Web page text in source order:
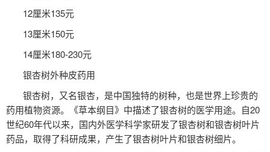
12厘米135元
13厘米150元
14厘米180-230元
银杏树外种皮药用
银杏树，又名银杏，是中国独特的树种，也是世界上珍贵的
药用植物资源。《草本纲目》中描述了银杏树的医学用途。自20
世纪60年代以来，国内外医学科学家研发了银杏树和银杏树叶片
药品，取得了科研成果，产生了银杏树叶片和银杏树细片。